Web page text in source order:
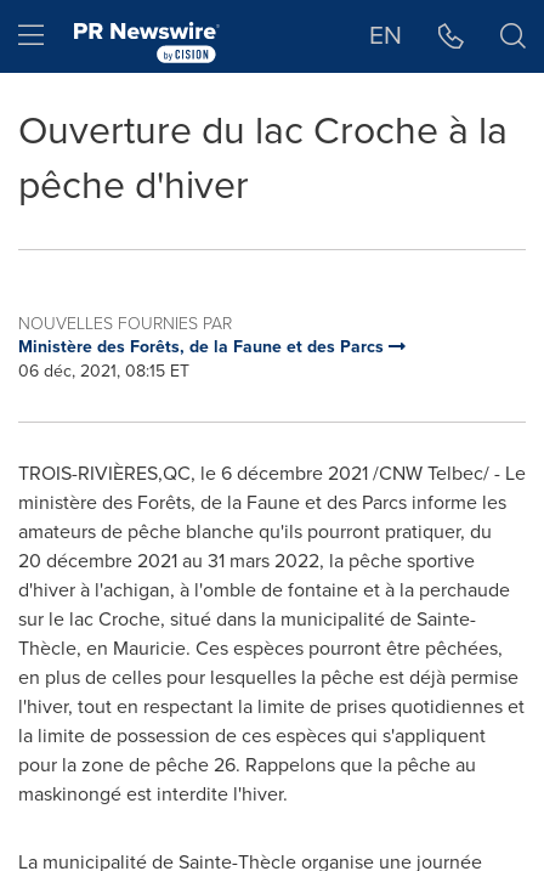
Hamburger menu EN
Ouverture du lac Croche à la
pêche d'hiver
NOUVELLES FOURNIES PAR
Ministère des Forêts, de la Faune et des Parcs
06 déc, 2021, 08:15 ET
TROIS-RIVIÈRES,QC, le 6 décembre 2021 /CNW Telbec/ - Le
ministère des Forêts, de la Faune et des Parcs informe les
amateurs de pêche blanche qu'ils pourront pratiquer, du
20 décembre 2021 au 31 mars 2022, la pêche sportive
d'hiver à l'achigan, à l'omble de fontaine et à la perchaude
sur le lac Croche, situé dans la municipalité de Sainte-
Thècle, en Mauricie. Ces espèces pourront être pêchées,
en plus de celles pour lesquelles la pêche est déjà permise
l'hiver, tout en respectant la limite de prises quotidiennes et
la limite de possession de ces espèces qui s'appliquent
pour la zone de pêche 26. Rappelons que la pêche au
maskinongé est interdite l'hiver.
La municipalité de Sainte-Thècle organise une journée